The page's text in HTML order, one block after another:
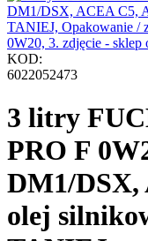
KOD:
6022052473
3 litry
PRO F
DM1/DSX,
olej